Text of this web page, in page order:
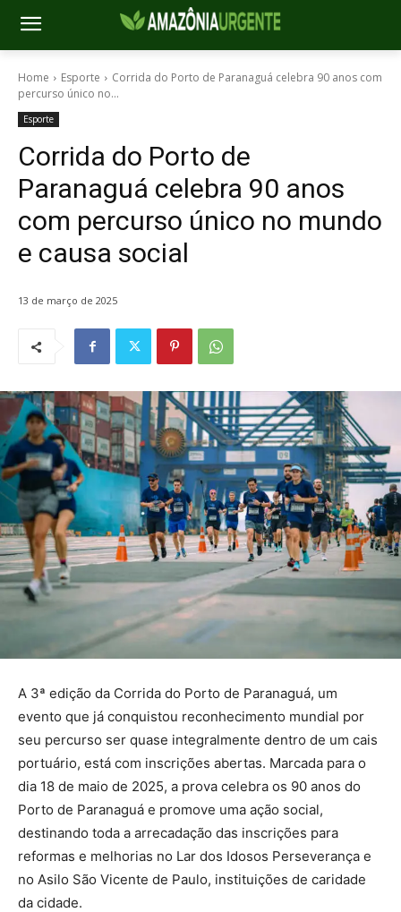
Home Esporte
Corrida do Porto de Paranaguá celebra 90 anos com
percurso único no...
Esporte
Corrida do Porto de
Paranaguá celebra 90 anos
com percurso único no mundo
e causa social
13 de março de 2025
A 3ª edição da Corrida do Porto de Paranaguá, um
evento que já conquistou reconhecimento mundial por
seu percurso ser quase integralmente dentro de um cais
portuário, está com inscrições abertas. Marcada para o
dia 18 de maio de 2025, a prova celebra os 90 anos do
Porto de Paranaguá e promove uma ação social,
destinando toda a arrecadação das inscrições para
reformas e melhorias no Lar dos Idosos Perseverança e
no Asilo São Vicente de Paulo, instituições de caridade
da cidade.